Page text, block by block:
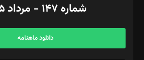
آگهی و مشترکین: ۰۹۱۹۹۹۹۰۴۵۴
شماره ۱۴۷ - مرداد ۱۴۰۵
دانلود ماهنامه